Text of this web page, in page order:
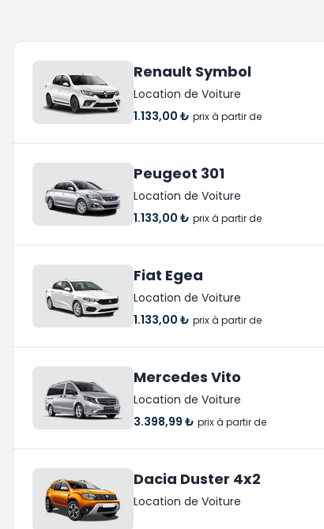
Renault Symbol
Location de Voiture
1.133,00 ₺ prix à partir de
Peugeot 301
Location de Voiture
1.133,00 ₺ prix à partir de
Fiat Egea
Location de Voiture
1.133,00 ₺ prix à partir de
Mercedes Vito
Location de Voiture
3.398,99 ₺ prix à partir de
Dacia Duster 4x2
Location de Voiture